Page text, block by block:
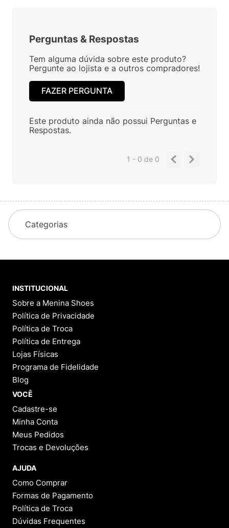
Perguntas & Respostas
Tem alguma dúvida sobre este produto?
Pergunte ao lojista e a outros compradores!
FAZER PERGUNTA
Este produto ainda não possui Perguntas e
Respostas.
1 - 0de 0
Categorias
INSTITUCIONAL
Sobre a Menina Shoes
Política de Privacidade
Política de Troca
Política de Entrega
Lojas Físicas
Programa de Fidelidade
Blog
VOCÊ
Cadastre-se
Minha Conta
Meus Pedidos
Trocas e Devoluções
AJUDA
Como Comprar
Formas de Pagamento
Política de Troca
Dúvidas Frequentes